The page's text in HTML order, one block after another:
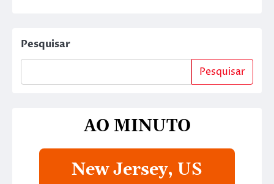
Pesquisar
Pesquisar
AO MINUTO
New Jersey, US